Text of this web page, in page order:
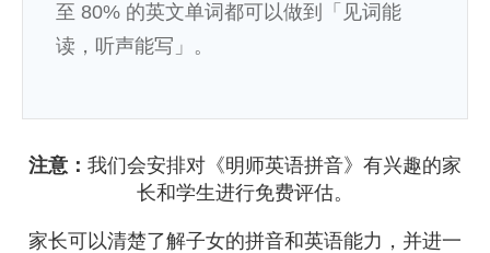
至 80% 的英文单词都可以做到「见词能
读，听声能写」。
注意： 我们会安排对《明师英语拼音》有兴趣的家
长和学生进行免费评估。
家长可以清楚了解子女的拼音和英语能力，并进一